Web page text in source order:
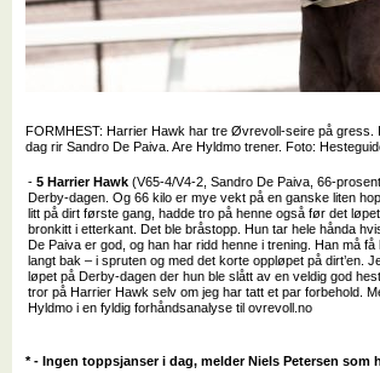
FORMHEST: Harrier Hawk har tre Øvrevoll-seire på gress.
dag rir Sandro De Paiva. Are Hyldmo trener. Foto:
- 5 Harrier Hawk(V65-4/V4-2, Sandro De Paiva, 66-
Derby-dagen. Og 66 kilo er mye vekt på en ganske liten
litt på dirt første gang, hadde tro på henne også før det
bronkitt i etterkant. Det ble bråstopp. Hun tar hele hånda
De Paiva er god, og han har ridd henne i trening. Han må
langt bak – i spruten og med det korte oppløpet på dirt’en.
løpet på Derby-dagen der hun ble slått av en veldig god
tror på Harrier Hawk selv om jeg har tatt et par forbehold.
Hyldmo i en fyldig forhåndsanalyse til ovrevoll.no
* - Ingen toppsjanser i dag, melder Niels Petersen som